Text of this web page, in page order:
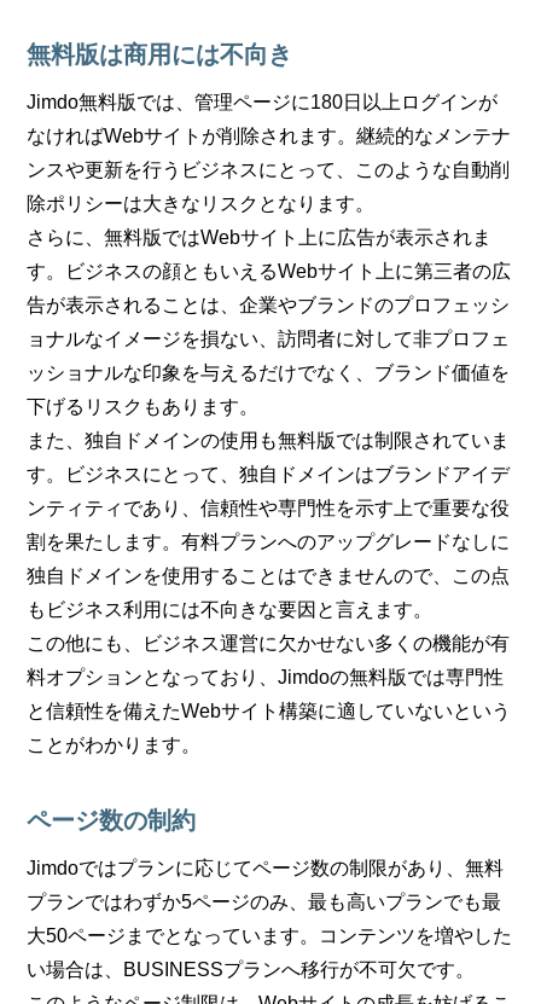
無料版は商用には不向き
Jimdo無料版では、管理ページに180日以上ログインが
なければWebサイトが削除されます。継続的なメンテナ
ンスや更新を行うビジネスにとって、このような自動削
除ポリシーは大きなリスクとなります。
さらに、無料版ではWebサイト上に広告が表示されま
す。ビジネスの顔ともいえるWebサイト上に第三者の広
告が表示されることは、企業やブランドのプロフェッシ
ョナルなイメージを損ない、訪問者に対して非プロフェ
ッショナルな印象を与えるだけでなく、ブランド価値を
下げるリスクもあります。
また、独自ドメインの使用も無料版では制限されていま
す。ビジネスにとって、独自ドメインはブランドアイデ
ンティティであり、信頼性や専門性を示す上で重要な役
割を果たします。有料プランへのアップグレードなしに
独自ドメインを使用することはできませんので、この点
もビジネス利用には不向きな要因と言えます。
この他にも、ビジネス運営に欠かせない多くの機能が有
料オプションとなっており、Jimdoの無料版では専門性
と信頼性を備えたWebサイト構築に適していないという
ことがわかります。
ページ数の制約
Jimdoではプランに応じてページ数の制限があり、無料
プランではわずか5ページのみ、最も高いプランでも最
大50ページまでとなっています。コンテンツを増やした
い場合は、BUSINESSプランへ移行が不可欠です。